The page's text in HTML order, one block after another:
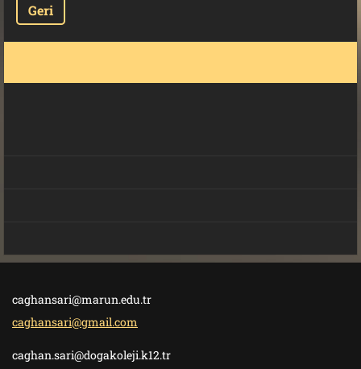
Geri
caghansari@marun.edu.tr
caghansari@gmail.com
caghan.sari@dogakoleji.k12.tr